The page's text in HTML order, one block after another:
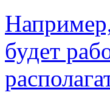
будет